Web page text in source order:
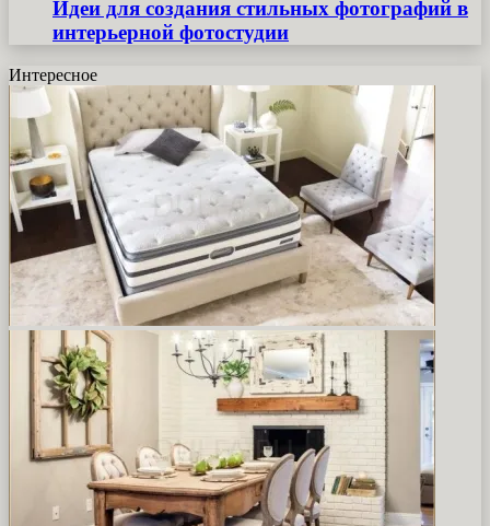
Идеи для создания стильных фотографий в
интерьерной фотостудии
Интересное